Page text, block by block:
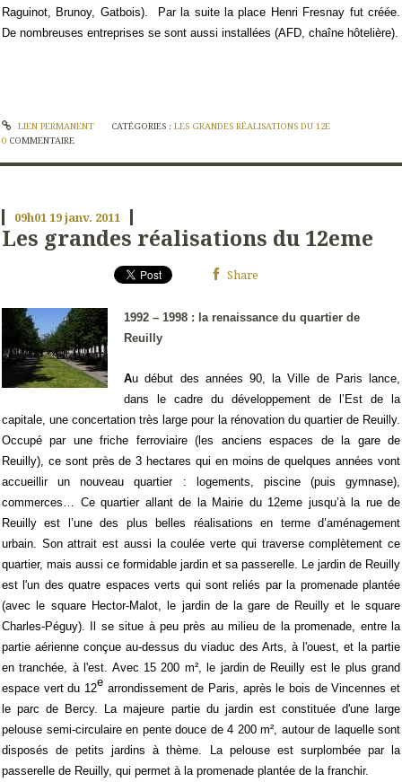
Raguinot, Brunoy, Gatbois).
Par la suite la place Henri Fresnay fut créée.
De nombreuses entreprises se sont aussi installées (AFD, chaîne hôtelière).
LIEN PERMANENT CATÉGORIES : LES GRANDES RÉALISATIONS DU 12E
0 COMMENTAIRE
09h0119janv. 2011
Les grandes réalisations du 12eme
Share
1992 – 1998 : la renaissance du quartier de
Reuilly
Au début des années 90, la Ville de Paris lance,
dans le cadre du développement de l’Est de la
capitale, une concertation très large pour la rénovation du quartier de Reuilly.
Occupé par une friche ferroviaire (les anciens espaces de la gare de
Reuilly), ce sont près de 3 hectares qui en moins de quelques années vont
accueillir un nouveau quartier : logements, piscine (puis gymnase),
commerces… Ce quartier allant de la Mairie du 12eme jusqu’à la rue de
Reuilly est l’une des plus belles réalisations en terme d’aménagement
urbain. Son attrait est aussi la coulée verte qui traverse complètement ce
quartier, mais aussi ce formidable jardin et sa passerelle. Le jardin de Reuilly
est l'un des quatre espaces verts qui sont reliés par la promenade plantée
(avec le square Hector-Malot, le jardin de la gare de Reuilly et le square
Charles-Péguy). Il se situe à peu près au milieu de la promenade, entre la
partie aérienne conçue au-dessus du viaduc des Arts, à l'ouest, et la partie
en tranchée, à l'est. Avec 15 200 m², le jardin de Reuilly est le plus grand
espace vert du 12e arrondissement de Paris, après le bois de Vincennes et
le parc de Bercy. La majeure partie du jardin est constituée d'une large
pelouse semi-circulaire en pente douce de 4 200 m², autour de laquelle sont
disposés de petits jardins à thème. La pelouse est surplombée par la
passerelle de Reuilly, qui permet à la promenade plantée de la franchir.